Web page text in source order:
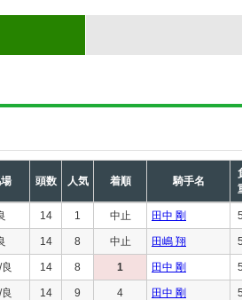
頭数 人気 着順 騎手名
14 1 中止 田中 剛
14 8 中止 田嶋 翔
14 8 1 田中 剛
14 9 4 田中 剛